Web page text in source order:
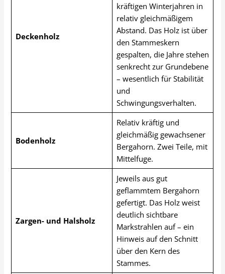
Deckenholz
kräftigen Winterjahren in
relativ gleichmäßigem
Abstand. Das Holz ist über
den Stammeskern
gespalten, die Jahre stehen
senkrecht zur Grundebene
– wesentlich für Stabilität
und
Schwingungsverhalten.
Bodenholz
Relativ kräftig und
gleichmäßig gewachsener
Bergahorn. Zwei Teile, mit
Mittelfuge.
Zargen- und Halsholz
Jeweils aus gut
geflammtem Bergahorn
gefertigt. Das Holz weist
deutlich sichtbare
Markstrahlen auf – ein
Hinweis auf den Schnitt
über den Kern des
Stammes.